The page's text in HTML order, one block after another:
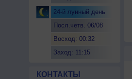
24-й лунный день
Посл.четв. 06/08
Восход: 00:32
Заход: 11:15
КОНТАКТЫ